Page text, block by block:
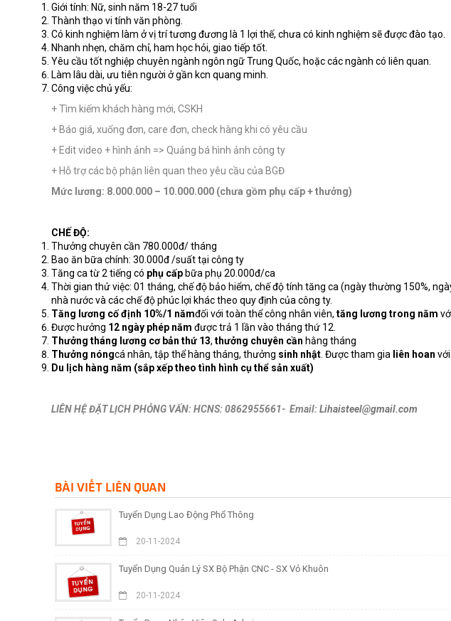
Giới tính: Nữ, sinh năm 18-27 tuổi
Thành thạo vi tính văn phòng.
Có kinh nghiệm làm ở vị trí tương đương là 1 lợi thế, chưa có kinh nghiệm sẽ được đào tạo.
Nhanh nhẹn, chăm chỉ, ham học hỏi, giao tiếp tốt.
Yêu cầu tốt nghiệp chuyên ngành ngôn ngữ Trung Quốc, hoặc các ngành có liên quan.
Làm lâu dài, ưu tiên người ở gần kcn quang minh.
Công việc chủ yếu:
+ Tìm kiếm khách hàng mới, CSKH
+ Báo giá, xuống đơn, care đơn, check hàng khi có yêu cầu
+ Edit video + hình ảnh => Quảng bá hình ảnh công ty
+ Hỗ trợ các bộ phận liên quan theo yêu cầu của BGĐ
Mức lương: 8.000.000 – 10.000.000 (chưa gồm phụ cấp + thưởng)
CHẾ ĐỘ:
Thưởng chuyên cần 780.000đ/ tháng
Bao ăn bữa chính: 30.000đ /suất tại công ty
Tăng ca từ 2 tiếng có phụ cấp bữa phụ 20.000đ/ca
Thời gian thử việc: 01 tháng, chế độ bảo hiểm, chế độ tính tăng ca (ngày thường 150%,
nhà nước và các chế độ phúc lợi khác theo quy định của công ty.
Tăng lương cố định 10%/1 nămđối với toàn thể công nhân viên, tăng lương trong năm
Được hưởng 12 ngày phép năm được trả 1 lần vào tháng thứ 12.
Thưởng tháng lương cơ bản thứ 13, thưởng chuyên cần hằng tháng
Thưởng nóngcá nhân, tập thể hàng tháng, thưởng sinh nhật . Được tham gia liên hoan
Du lịch hàng năm (sắp xếp theo tình hình cụ thể sản xuất)
LIÊN HỆ ĐẶT LỊCH PHỎNG VẤN: HCNS: 0862955661- Email:Lihaisteel@gmail.com
BÀI VIẾT LIÊN QUAN
Tuyển Dụng Lao Động Phổ Thông
20-11-2024
Tuyển Dụng Quản Lý SX Bộ Phận CNC - SX Vỏ Khuôn
20-11-2024